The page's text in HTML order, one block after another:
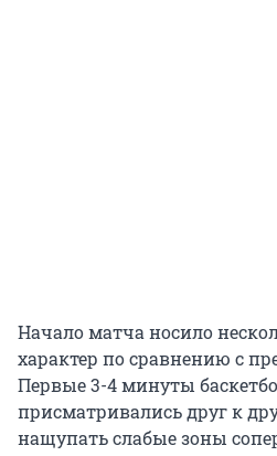
Начало матча носило
характер по сравнению с
Первые 3-4 минуты
присматривались друг к
нащупать слабые зоны